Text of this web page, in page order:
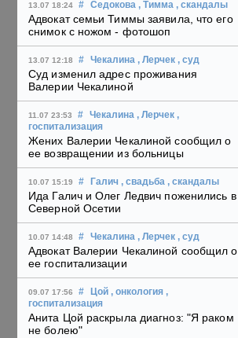
13.07 18:24 # Седокова , Тимма , скандалы
Адвокат семьи Тиммы заявила, что его
снимок с ножом - фотошоп
13.07 12:18 # Чекалина , Лерчек , суд
Суд изменил адрес проживания
Валерии Чекалиной
11.07 23:53 # Чекалина , Лерчек ,
госпитализация
Жених Валерии Чекалиной сообщил о
ее возвращении из больницы
10.07 15:19 # Галич , свадьба , скандалы
Ида Галич и Олег Ледвич поженились в
Северной Осетии
10.07 14:48 # Чекалина , Лерчек , суд
Адвокат Валерии Чекалиной сообщил о
ее госпитализации
09.07 17:56 # Цой , онкология ,
госпитализация
Анита Цой раскрыла диагноз: "Я раком
не болею"